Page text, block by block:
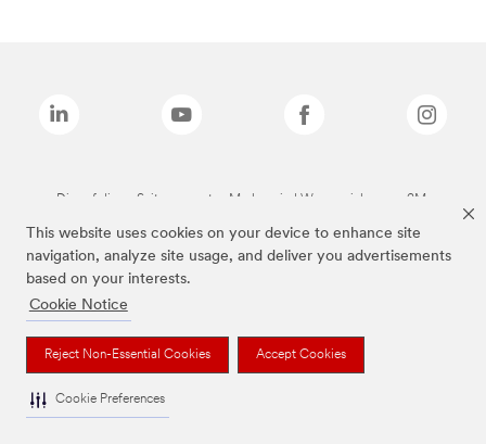
This website uses cookies on your device to enhance site
navigation, analyze site usage, and deliver you advertisements
based on your interests.
Cookie Notice
Reject Non-Essential Cookies Accept Cookies
Cookie Preferences
Die auf dieser Seite genannten Marken sind Warenzeichen von 3M.